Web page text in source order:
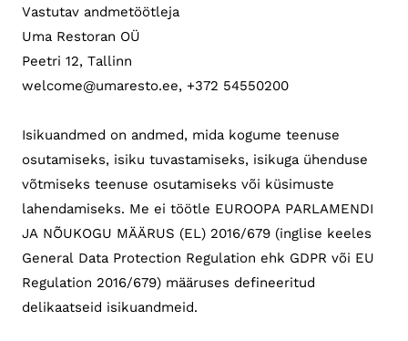
Vastutav andmetöötleja
Uma Restoran OÜ
Peetri 12, Tallinn
welcome@umaresto.ee, +372 54550200
Isikuandmed on andmed, mida kogume teenuse
osutamiseks, isiku tuvastamiseks, isikuga ühenduse
võtmiseks teenuse osutamiseks või küsimuste
lahendamiseks. Me ei töötle EUROOPA PARLAMENDI
JA NÕUKOGU MÄÄRUS (EL) 2016/679 (inglise keeles
General Data Protection Regulation ehk GDPR või EU
Regulation 2016/679) määruses defineeritud
delikaatseid isikuandmeid.